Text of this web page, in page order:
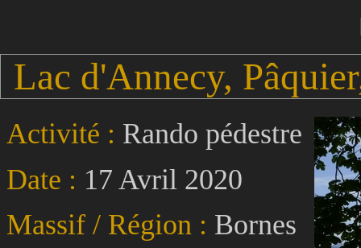
Lac d'Annecy,
Activité : Rando pédestre
Date : 17 Avril 2020
Massif / Région : Bornes